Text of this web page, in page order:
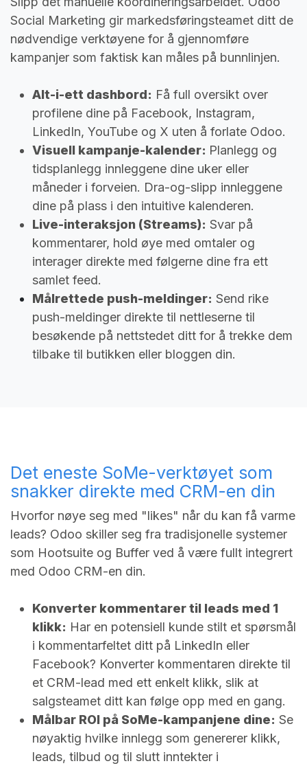
Social Marketing gir markedsføringsteamet ditt de
nødvendige verktøyene for å gjennomføre
kampanjer som faktisk kan måles på bunnlinjen.
Alt-i-ett dashbord: Få full oversikt over
profilene dine på Facebook, Instagram,
LinkedIn, YouTube og X uten å forlate Odoo.
Visuell kampanje-kalender: Planlegg og
tidsplanlegg innleggene dine uker eller
måneder i forveien. Dra-og-slipp innleggene
dine på plass i den intuitive kalenderen.
Live-interaksjon (Streams): Svar på
kommentarer, hold øye med omtaler og
interager direkte med følgerne dine fra ett
samlet feed.
Målrettede push-meldinger: Send rike
push-meldinger direkte til nettleserne til
besøkende på nettstedet ditt for å trekke dem
tilbake til butikken eller bloggen din.
Det eneste SoMe-verktøyet som
snakker direkte med CRM-en din
Hvorfor nøye seg med "likes" når du kan få varme
leads? Odoo skiller seg fra tradisjonelle systemer
som Hootsuite og Buffer ved å være fullt integrert
med Odoo CRM-en din.
Konverter kommentarer til leads med 1
klikk: Har en potensiell kunde stilt et spørsmål
i kommentarfeltet ditt på LinkedIn eller
Facebook? Konverter kommentaren direkte til
et CRM-lead med ett enkelt klikk, slik at
salgsteamet ditt kan følge opp med en gang.
Målbar ROI på SoMe-kampanjene dine: Se
nøyaktig hvilke innlegg som genererer klikk,
leads, tilbud og til slutt inntekter i